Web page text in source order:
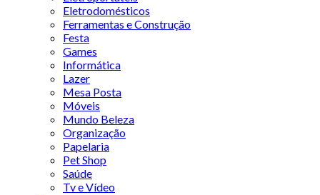
Eletrodomésticos
Ferramentas e Construção
Festa
Games
Informática
Lazer
Mesa Posta
Móveis
Mundo Beleza
Organização
Papelaria
Pet Shop
Saúde
Tv e Vídeo